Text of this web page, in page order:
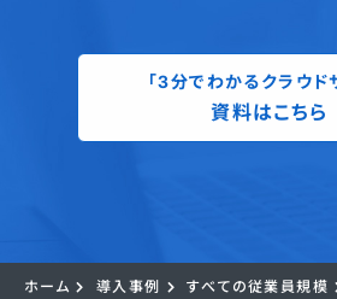
「3分でわかるクラウド
資料はこちら
ホーム 導入事例 すべての従業員規模